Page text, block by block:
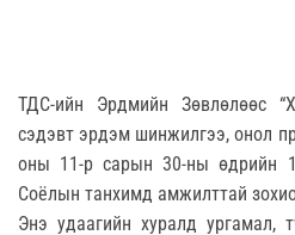
ТДС-ийн Эрдмийн Зөвлөлөөс
сэдэвт эрдэм шинжилгээ, онол
оны 11-р сарын 30-ны өдрийн
Соёлын танхимд амжилттай
Энэ удаагийн хуралд ургамал,